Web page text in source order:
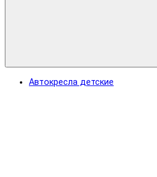
Автокресла детские